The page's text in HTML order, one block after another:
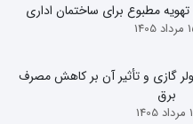
مطبوع برای ساختمان اداری
گازی و تأثیر آن بر کاهش مصرف
برق
1405